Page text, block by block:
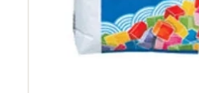
Проектировщикам